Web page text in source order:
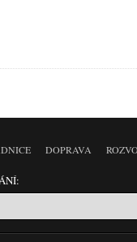
DOPRAVA